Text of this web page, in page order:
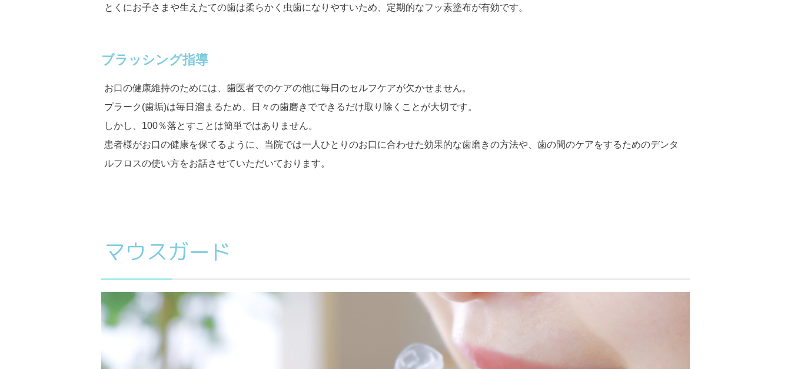
とくにお子さまや生えたての歯は柔らかく虫歯になりやすいため、定期的なフッ素塗布が有効です。
ブラッシング指導
お口の健康維持のためには、歯医者でのケアの他に毎日のセルフケアが欠かせません。
プラーク(歯垢)は毎日溜まるため、日々の歯磨きでできるだけ取り除くことが大切です。
しかし、100％落とすことは簡単ではありません。
患者様がお口の健康を保てるように、当院では一人ひとりのお口に合わせた効果的な歯磨きの方法や、歯の間のケアをするためのデンタ
ルフロスの使い方をお話させていただいております。
マウスガード